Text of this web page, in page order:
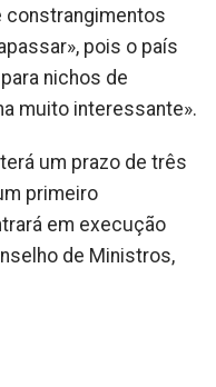
constrangimentos
pois o país
nichos de
muito interessante».
um prazo de três
primeiro
em execução
de Ministros,